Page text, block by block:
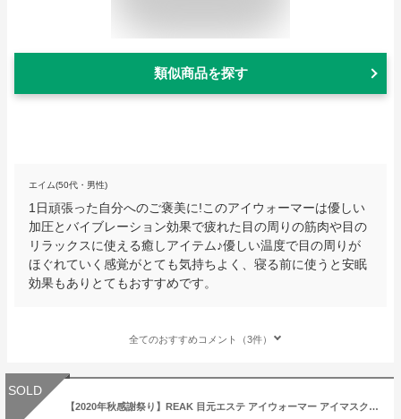
類似商品を探す
エイム(50代・男性)
1日頑張った自分へのご褒美に!このアイウォーマーは優しい
加圧とバイブレーション効果で疲れた目の周りの筋肉や目の
リラックスに使える癒しアイテム♪優しい温度で目の周りが
ほぐれていく感覚がとても気持ちよく、寝る前に使うと安眠
効果もありとてもおすすめです。
全てのおすすめコメント（3件）
SOLD
【2020年秋感謝祭り】REAK 目元エステ アイウォーマー アイマスク 5つモード 180度二つ折り 温め USB充電 プレゼント ギフト 正規品